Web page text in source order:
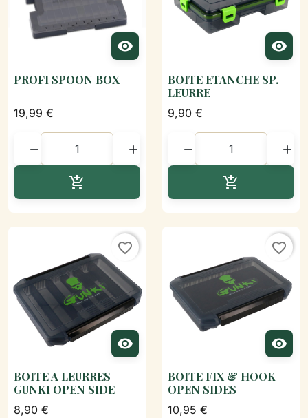

PROFI SPOON BOX
19,99 €
 


BOITE ETANCHE SP.
LEURRE
9,90 €
 


favorite_border
BOITE A LEURRES
GUNKI OPEN SIDE
8,90 €

favorite_border
BOITE FIX & HOOK
OPEN SIDES
10,95 €